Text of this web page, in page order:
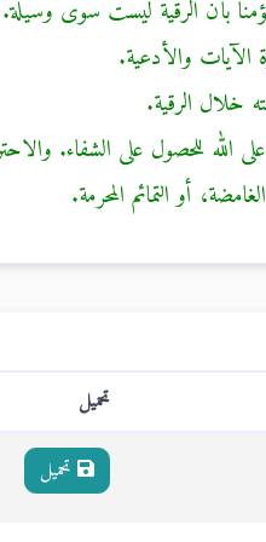
بأن الرقية ليست سوى وسيلة.
الآيات والأدعية.
خلال الرقية.
الله للحصول على الشفاء.
أو التمائم المحرمة.
تحميل
تحميل